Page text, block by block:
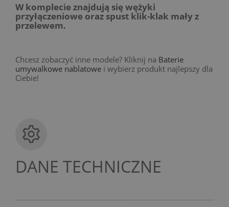
W komplecie znajdują się wężyki
przyłączeniowe oraz spust klik-klak mały z
przelewem.
Chcesz zobaczyć inne modele? Kliknij na Baterie
umywalkowe nablatowe i wybierz produkt najlepszy dla
Ciebie!
DANE TECHNICZNE